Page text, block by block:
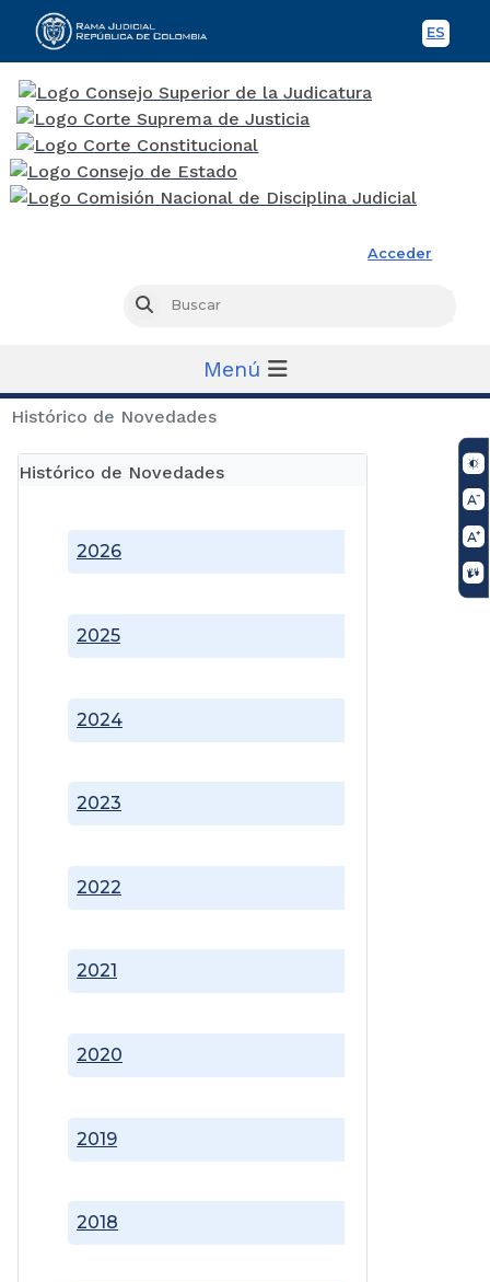
ES
Acceder
Buscar
Menú
Histórico de Novedades
Histórico de Novedades
2018
2019
2020
2021
2022
2023
2024
2025
2026